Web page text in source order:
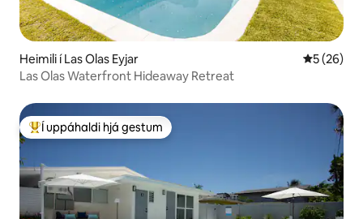
Heimili í Las Olas Eyjar 5 af 5 í
5 (26)
Las Olas Waterfront Hideaway Retreat
Í mestu uppáhaldi hjá gestum
Í uppáhaldi hjá gestum